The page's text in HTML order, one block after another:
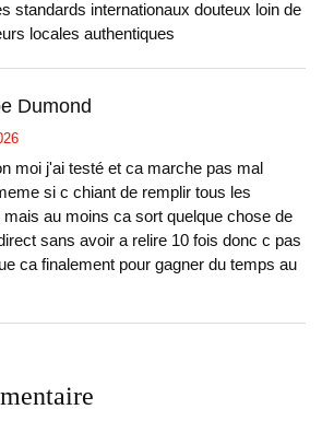
standards internationaux douteux loin de
locales authentiques
Dumond
moi j'ai testé et ca marche pas mal
si c chiant de remplir tous les
au moins ca sort quelque chose de
sans avoir a relire 10 fois donc c pas
ca finalement pour gagner du temps au